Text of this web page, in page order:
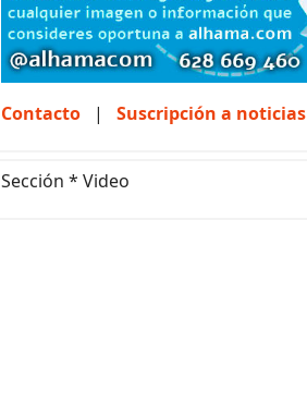
Contacto | Suscripción a noticias
Sección * Video